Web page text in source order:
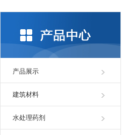
产品展示
建筑材料
水处理药剂